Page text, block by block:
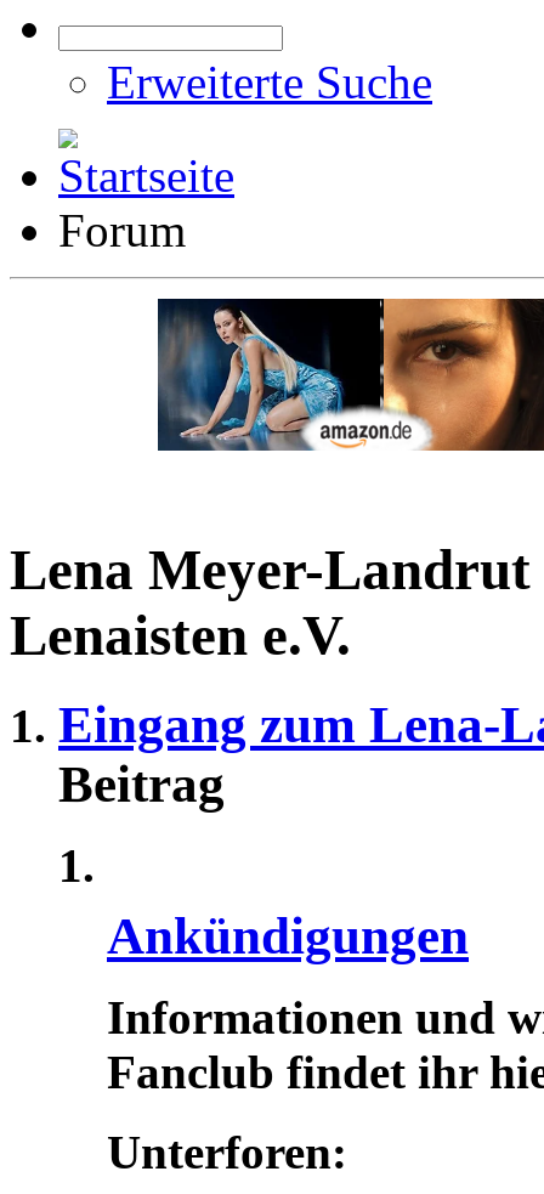
Erweiterte Suche
Forum
Lena Meyer-
Lenaisten e.V.
Eingang zum Lena-
Beitrag
Ankündigungen
Informationen und
Fanclub findet ihr
Unterforen: